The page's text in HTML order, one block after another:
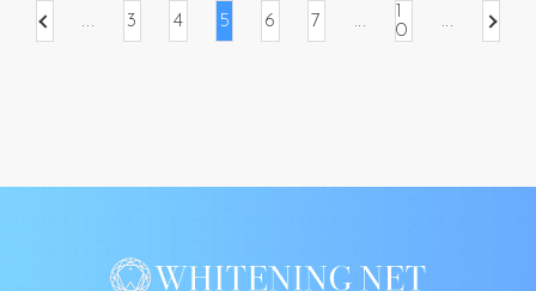
... 3 4 5 6 7 ...
1
0
...